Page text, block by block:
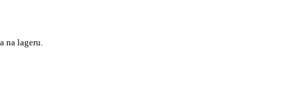
na lageru.